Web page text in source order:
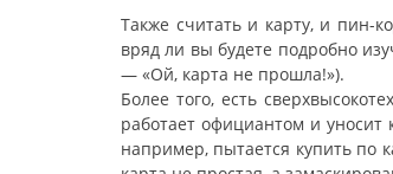
Также считать и карту, и пин-
вряд ли вы будете подробно
— «Ой, карта не прошла!»).
Более того, есть
работает официантом и уносит
например, пытается купить по